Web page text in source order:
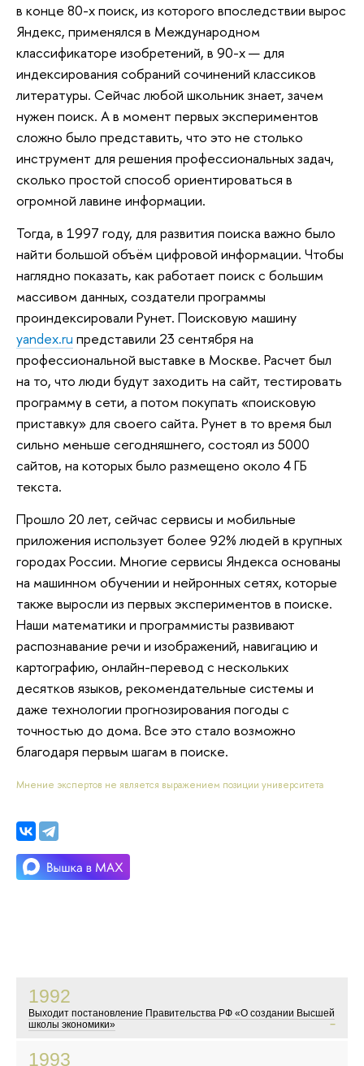
1992
Выходит постановление Правительства РФ «О создании Высшей
школы экономики»
1993
в конце 80-х поиск, из которого впоследствии вырос
Яндекс, применялся в Международном
классификаторе изобретений, в 90-х — для
индексирования собраний сочинений классиков
литературы. Сейчас любой школьник знает, зачем
нужен поиск. А в момент первых экспериментов
сложно было представить, что это не столько
инструмент для решения профессиональных задач,
сколько простой способ ориентироваться в
огромной лавине информации.
Тогда, в 1997 году, для развития поиска важно было
найти большой объём цифровой информации. Чтобы
наглядно показать, как работает поиск с большим
массивом данных, создатели программы
проиндексировали Рунет. Поисковую машину
yandex.ru представили 23 сентября на
профессиональной выставке в Москве. Расчет был
на то, что люди будут заходить на сайт, тестировать
программу в сети, а потом покупать «поисковую
приставку» для своего сайта. Рунет в то время был
сильно меньше сегодняшнего, состоял из 5000
сайтов, на которых было размещено около 4 ГБ
текста.
Прошло 20 лет, сейчас сервисы и мобильные
приложения использует более 92% людей в крупных
городах России. Многие сервисы Яндекса основаны
на машинном обучении и нейронных сетях, которые
также выросли из первых экспериментов в поиске.
Наши математики и программисты развивают
распознавание речи и изображений, навигацию и
картографию, онлайн-перевод с нескольких
десятков языков, рекомендательные системы и
даже технологии прогнозирования погоды с
точностью до дома. Все это стало возможно
благодаря первым шагам в поиске.
Мнение экспертов не является выражением позиции университета